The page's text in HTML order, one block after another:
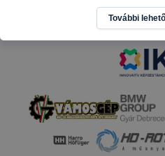
További